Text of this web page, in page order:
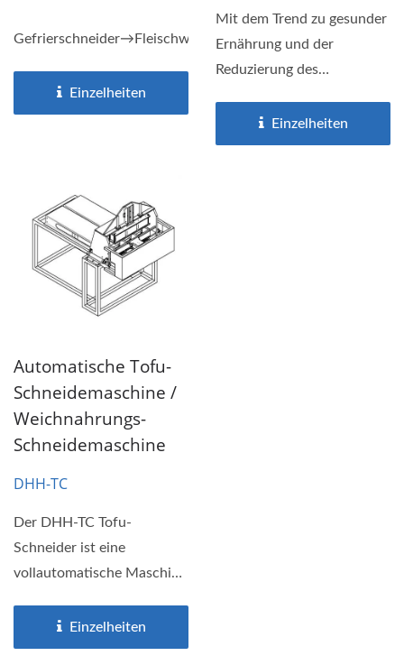
Einzelheiten
Mit dem Trend zu gesunder
Ernährung und der
Reduzierung des
entscheiden...Einzelheiten
Automatische Tofu-
Schneidemaschine /
Weichnahrungs-
Schneidemaschine
DHH-TC
Der DHH-TC Tofu-
Schneider ist eine
vollautomatische Maschine
weichen Lebensmitteln,...
Einzelheiten